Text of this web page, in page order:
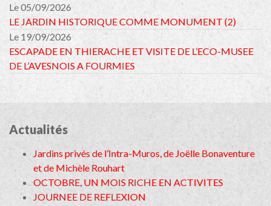
Le 05/09/2026
LE JARDIN HISTORIQUE COMME MONUMENT (2)
Le 19/09/2026
ESCAPADE EN THIERACHE ET VISITE DE L’ECO-MUSEE
DE L’AVESNOIS A FOURMIES
Actualités
Jardins privés de l’Intra-Muros, de Joëlle Bonaventure
et de Michèle Rouhart
OCTOBRE, UN MOIS RICHE EN ACTIVITES
JOURNEE DE REFLEXION